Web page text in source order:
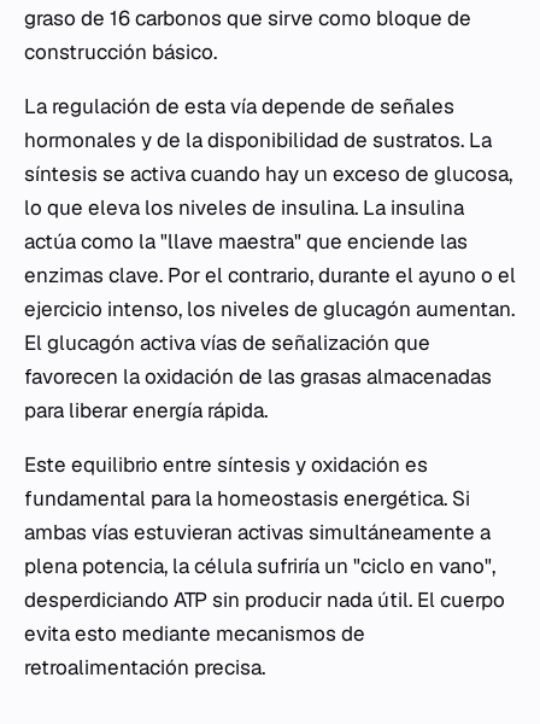
graso de 16 carbonos que sirve como bloque de
construcción básico.
La regulación de esta vía depende de señales
hormonales y de la disponibilidad de sustratos. La
síntesis se activa cuando hay un exceso de glucosa,
lo que eleva los niveles de insulina. La insulina
actúa como la "llave maestra" que enciende las
enzimas clave. Por el contrario, durante el ayuno o el
ejercicio intenso, los niveles de glucagón aumentan.
El glucagón activa vías de señalización que
favorecen la oxidación de las grasas almacenadas
para liberar energía rápida.
Este equilibrio entre síntesis y oxidación es
fundamental para la homeostasis energética. Si
ambas vías estuvieran activas simultáneamente a
plena potencia, la célula sufriría un "ciclo en vano",
desperdiciando ATP sin producir nada útil. El cuerpo
evita esto mediante mecanismos de
retroalimentación precisa.